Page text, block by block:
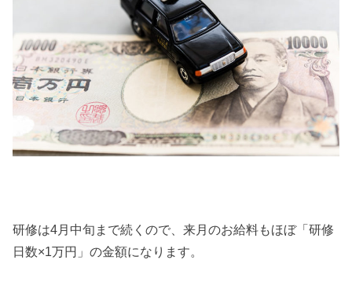
研修は4月中旬まで続くので、来月のお給料もほぼ「研修
日数×1万円」の金額になります。